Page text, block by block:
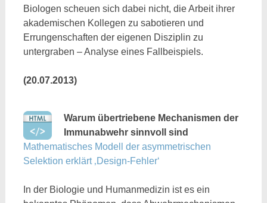
Biologen scheuen sich dabei nicht, die Arbeit ihrer
akademischen Kollegen zu sabotieren und
Errungenschaften der eigenen Disziplin zu
untergraben – Analyse eines Fallbeispiels.
(20.07.2013)
Warum übertriebene Mechanismen der
Immunabwehr sinnvoll sind
Mathematisches Modell der asymmetrischen
Selektion erklärt ‚Design-Fehler‘
In der Biologie und Humanmedizin ist es ein